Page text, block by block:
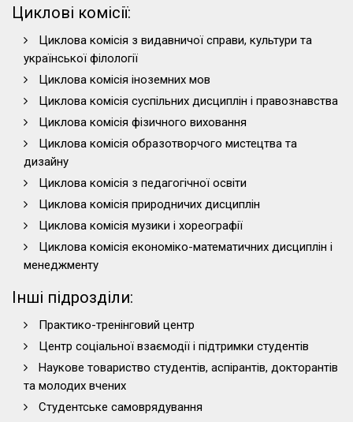
Циклові комісії:
Циклова комісія з видавничої справи, культури та
української філології
Циклова комісія іноземних мов
Циклова комісія суспільних дисциплін і правознавства
Циклова комісія фізичного виховання
Циклова комісія образотворчого мистецтва та
дизайну
Циклова комісія з педагогічної освіти
Циклова комісія природничих дисциплін
Циклова комісія музики і хореографії
Циклова комісія економіко-математичних дисциплін і
менеджменту
Інші підрозділи:
Практико-тренінговий центр
Центр соціальної взаємодії і підтримки студентів
Наукове товариство студентів, аспірантів, докторантів
та молодих вчених
Студентське самоврядування